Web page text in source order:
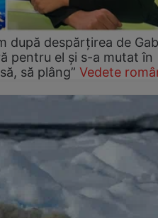
după despărțirea de
pentru el și s-a mutat în
să plâng” Vedete